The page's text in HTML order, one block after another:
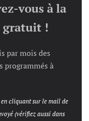
vous à la
gratuit !
par mois des
programmés à
cliquant sur le mail de
(vérifiez aussi dans